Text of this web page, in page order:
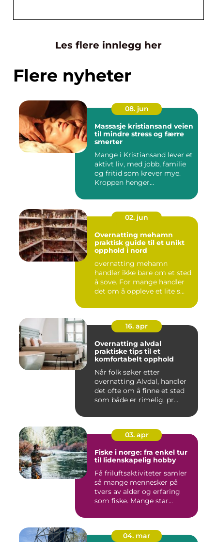
Les flere innlegg her
Flere nyheter
08. jun
Massasje kristiansand veien
til mindre stress og færre
smerter
Mange i Kristiansand lever et
aktivt liv, med jobb, familie
og fritid som krever mye.
Kroppen henger...
02. jun
Overnatting mehamn
praktisk guide til et unikt
opphold i nord
overnatting mehamn
handler ikke bare om et sted
å sove. For mange handler
det om å oppleve et lite s...
16. apr
Overnatting alvdal
praktiske tips til et
komfortabelt opphold
Når folk søker etter
overnatting Alvdal, handler
det ofte om å finne et sted
som både er rimelig, pr...
03. apr
Fiske i norge: fra enkel tur
til lidenskapelig hobby
Få friluftsaktiviteter samler
så mange mennesker på
tvers av alder og erfaring
som fiske. Mange star...
04. mar